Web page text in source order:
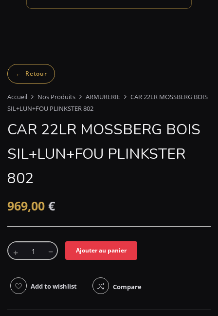
Accueil Nos Produits ARMURERIE
CAR 22LR MOSSBERG BOIS
SIL+LUN+FOU PLINKSTER 802
CAR 22LR MOSSBERG BOIS
SIL+LUN+FOU PLINKSTER
802
969,00 €
Ajouter au panier
Add to wishlist Compare